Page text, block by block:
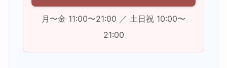
月〜金 11:00〜21:00 ／ 土日祝 10:00〜
21:00